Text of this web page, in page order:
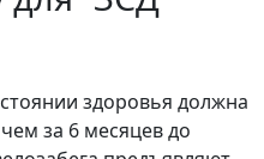
здоровья должна
за 6 месяцев до